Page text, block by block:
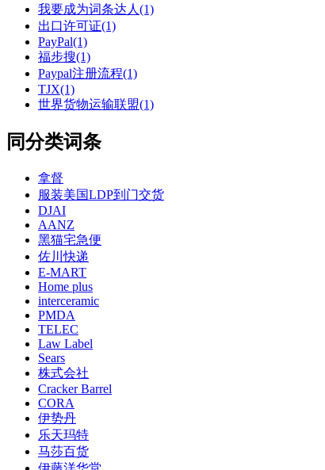
我要成为词条达人(1)
出口许可证(1)
PayPal(1)
福步搜(1)
Paypal注册流程(1)
TJX(1)
世界货物运输联盟(1)
同分类词条
拿督
服装美国LDP到门交货
DJAI
AANZ
黑猫宅急便
佐川快递
E-MART
Home plus
interceramic
PMDA
TELEC
Law Label
Sears
株式会社
Cracker Barrel
CORA
伊势丹
乐天玛特
马莎百货